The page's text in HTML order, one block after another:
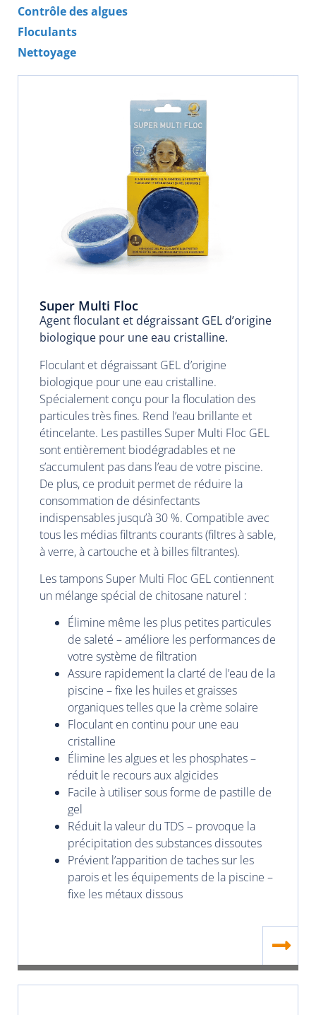
Contrôle des algues
Floculants
Nettoyage
Super Multi Floc
Agent floculant et dégraissant GEL d’origine
biologique pour une eau cristalline.
Floculant et dégraissant GEL d’origine
biologique pour une eau cristalline.
Spécialement conçu pour la floculation des
particules très fines. Rend l’eau brillante et
étincelante. Les pastilles Super Multi Floc GEL
sont entièrement biodégradables et ne
s’accumulent pas dans l’eau de votre piscine.
De plus, ce produit permet de réduire la
consommation de désinfectants
indispensables jusqu’à 30 %. Compatible avec
tous les médias filtrants courants (filtres à sable,
à verre, à cartouche et à billes filtrantes).
Les tampons Super Multi Floc GEL contiennent
un mélange spécial de chitosane naturel :
Élimine même les plus petites particules
de saleté – améliore les performances de
votre système de filtration
Assure rapidement la clarté de l’eau de la
piscine – fixe les huiles et graisses
organiques telles que la crème solaire
Floculant en continu pour une eau
cristalline
Élimine les algues et les phosphates –
réduit le recours aux algicides
Facile à utiliser sous forme de pastille de
gel
Réduit la valeur du TDS – provoque la
précipitation des substances dissoutes
Prévient l’apparition de taches sur les
parois et les équipements de la piscine –
fixe les métaux dissous